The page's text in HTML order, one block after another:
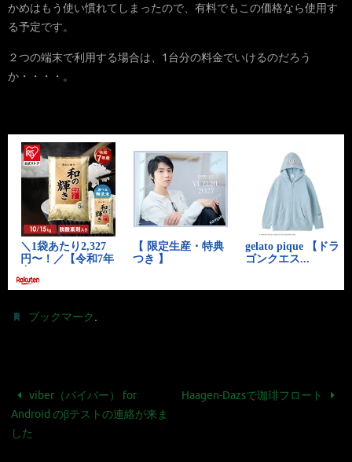
かめはもう使い慣れてしまったので、有料でもこの価格なら使用す
る予定です。
２つの端末で利用する場合は、1台分の料金でいけるのだろう
か・・・・。
ブックマーク.
viber（バイバー） for
Android のβテストの連絡が来ま
した
Haagen-Dazsで珈琲フロート